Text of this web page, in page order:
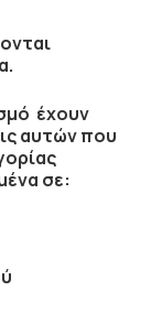
έχουν
αυτών που
σε: